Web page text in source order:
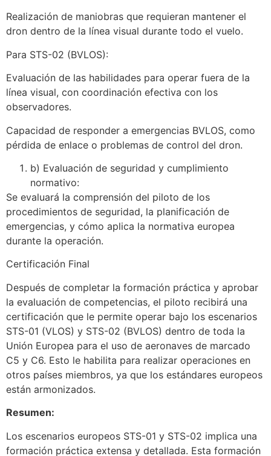
Realización de maniobras que requieran mantener el
dron dentro de la línea visual durante todo el vuelo.
Para STS-02 (BVLOS):
Evaluación de las habilidades para operar fuera de la
línea visual, con coordinación efectiva con los
observadores.
Capacidad de responder a emergencias BVLOS, como
pérdida de enlace o problemas de control del dron.
b) Evaluación de seguridad y cumplimiento
normativo:
Se evaluará la comprensión del piloto de los
procedimientos de seguridad, la planificación de
emergencias, y cómo aplica la normativa europea
durante la operación.
Certificación Final
Después de completar la formación práctica y aprobar
la evaluación de competencias, el piloto recibirá una
certificación que le permite operar bajo los escenarios
STS-01 (VLOS) y STS-02 (BVLOS) dentro de toda la
Unión Europea para el uso de aeronaves de marcado
C5 y C6. Esto le habilita para realizar operaciones en
otros países miembros, ya que los estándares europeos
están armonizados.
Resumen:
Los escenarios europeos STS-01 y STS-02 implica una
formación práctica extensa y detallada. Esta formación